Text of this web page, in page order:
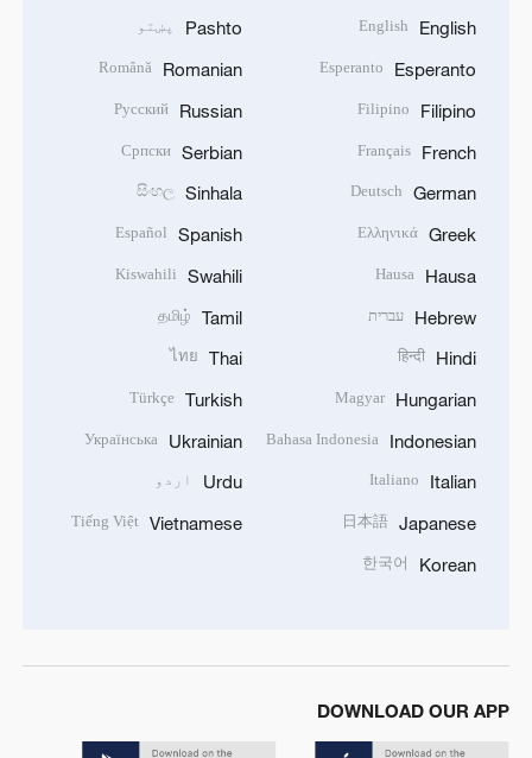
English
English
Esperanto
Esperanto
Filipino
Filipino
French
Français
German
Deutsch
Greek
Ελληνικά
Hausa
Hausa
Hebrew עברית
Hindi
हिन्दी
Hungarian
Magyar
Indonesian
Bahasa Indonesia
Italian
Italiano
Japanese
日本語
Korean
한국어
Pashto پښتو
Romanian
Română
Russian
Русский
Serbian
Српски
Sinhala
සිංහල
Spanish
Español
Swahili
Kiswahili
Tamil
தமிழ்
Thai
ไทย
Turkish
Türkçe
Ukrainian
Українська
Urdu اردو
Vietnamese
Tiếng Việt
DOWNLOAD OUR APP